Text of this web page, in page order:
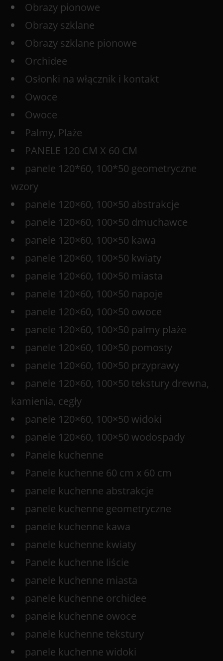
Obrazy pionowe
Obrazy szklane
Obrazy szklane pionowe
Orchidee
Osłonki na włącznik i kontakt
Owoce
Owoce
Palmy, Plaże
PANELE 120 CM X 60 CM
panele 120*60, 100*50 geometryczne
wzory
panele 120×60, 100×50 abstrakcje
panele 120×60, 100×50 dmuchawce
panele 120×60, 100×50 kawa
panele 120×60, 100×50 kwiaty
panele 120×60, 100×50 miasta
panele 120×60, 100×50 napoje
panele 120×60, 100×50 owoce
panele 120×60, 100×50 palmy plaże
panele 120×60, 100×50 pomosty
panele 120×60, 100×50 przyprawy
panele 120×60, 100×50 tekstury drewna,
kamienia, cegły
panele 120×60, 100×50 widoki
panele 120×60, 100×50 wodospady
Panele kuchenne
Panele kuchenne 60 cm x 60 cm
panele kuchenne abstrakcje
panele kuchenne geometryczne
panele kuchenne kawa
panele kuchenne kwiaty
Panele kuchenne liście
panele kuchenne miasta
panele kuchenne orchidee
panele kuchenne owoce
panele kuchenne tekstury
panele kuchenne widoki